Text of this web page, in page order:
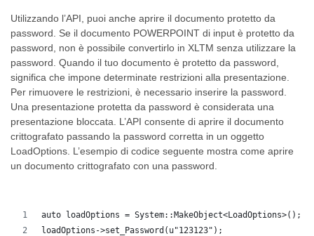
Utilizzando l’API, puoi anche aprire il documento protetto da
password. Se il documento POWERPOINT di input è protetto da
password, non è possibile convertirlo in XLTM senza utilizzare la
password. Quando il tuo documento è protetto da password,
significa che impone determinate restrizioni alla presentazione.
Per rimuovere le restrizioni, è necessario inserire la password.
Una presentazione protetta da password è considerata una
presentazione bloccata. L’API consente di aprire il documento
crittografato passando la password corretta in un oggetto
LoadOptions. L’esempio di codice seguente mostra come aprire
un documento crittografato con una password.
auto loadOptions = System::MakeObject<LoadOptions>();
loadOptions->set_Password(u"123123");